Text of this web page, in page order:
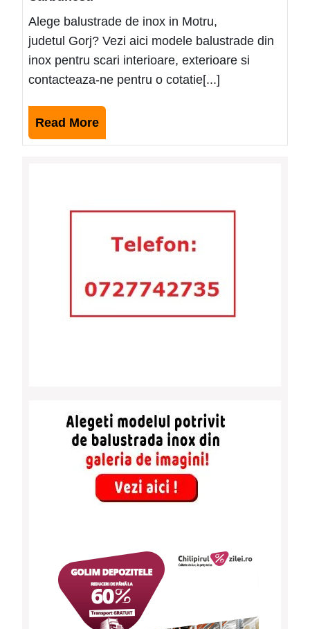
Alege balustrade de inox in Motru,
judetul Gorj? Vezi aici modele balustrade din
inox pentru scari interioare, exterioare si
contacteaza-ne pentru o cotatie[...]
Read MoreRead
More